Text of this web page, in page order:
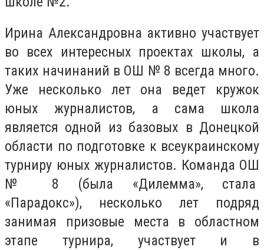
Ирина Александровна активно участвует
во всех интересных проектах школы, а
таких начинаний в ОШ № 8 всегда много.
Уже несколько лет она ведет кружок
юных журналистов, а сама школа
является одной из базовых в Донецкой
области по подготовке к всеукраинскому
турниру юных журналистов. Команда ОШ
№ 8 (была «Дилемма», стала
«Парадокс»), несколько лет подряд
занимая призовые места в областном
этапе турнира, участвует и в